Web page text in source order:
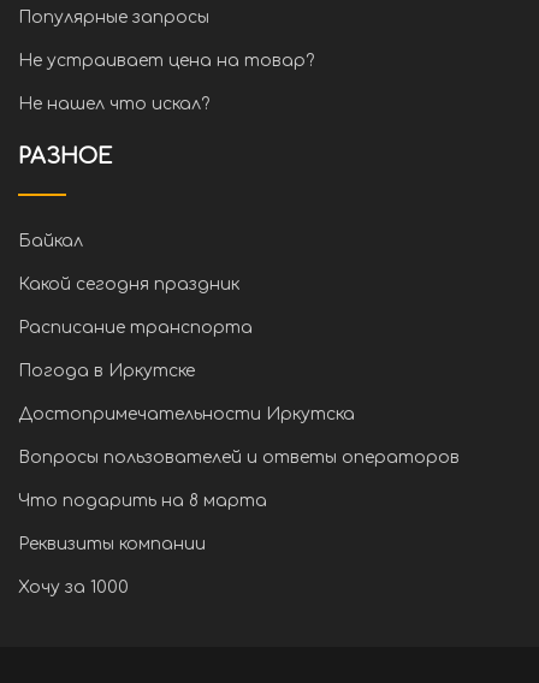
Популярные запросы
Не устраивает цена на товар?
Не нашел что искал?
РАЗНОЕ
Байкал
Какой сегодня праздник
Расписание транспорта
Погода в Иркутске
Достопримечательности Иркутска
Вопросы пользователей и ответы операторов
Что подарить на 8 марта
Реквизиты компании
Хочу за 1000